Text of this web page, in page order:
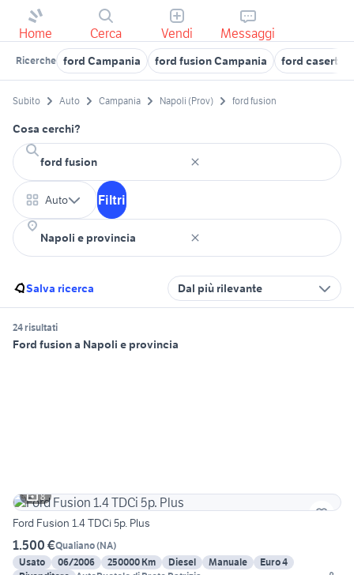
Home Cerca Vendi Messaggi
Ricerche ford Campania ford fusion Campania ford caserta
Subito Auto Campania Napoli (Prov) ford fusion
Cosa cerchi?
Auto Filtri
Salva ricerca Dal più rilevante
24 risultati
Ford fusion a Napoli e provincia
8
Ford Fusion 1.4 TDCi 5p. Plus
1.500 €Qualiano(NA)
Usato
06/2006 250000 Km Diesel Manuale
Euro 4